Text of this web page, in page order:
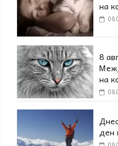
на
8
на
ден